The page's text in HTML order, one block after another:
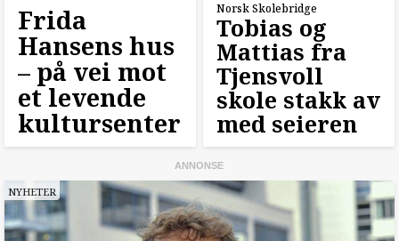
Frida
Hansens hus
–⁠ på vei mot
et levende
kultursenter
Norsk Skolebridge
Tobias og
Mattias fra
Tjensvoll
skole stakk av
med seieren
NYHETER